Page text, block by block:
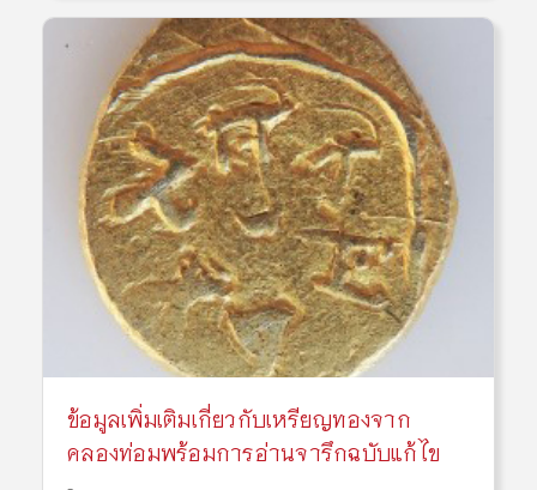
ข้อมูลเพิ่มเติมเกี่ยวกับเหรียญทองจาก
คลองท่อมพร้อมการอ่านจารึกฉบับแก้ไข